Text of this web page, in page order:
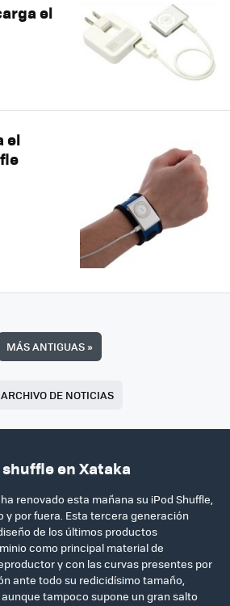
el
el
MÁS ANTIGUAS»
ARCHIVO DE NOTICIAS
en Xataka
renovado esta mañana su iPod Shuffle,
y por fuera. Esta tercera generación
de los últimos productos
como principal material de
y con las curvas presentes por
ante todo su redicidísimo tamaño,
aunque tampoco supone un gran salto